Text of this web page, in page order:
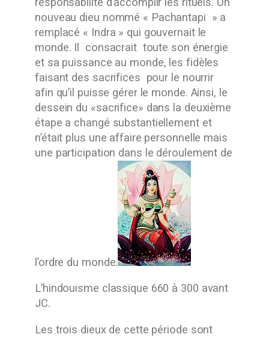
nouveau dieu nommé « Pachantapi » a
remplacé « Indra » qui gouvernait le
monde. Il consacrait toute son énergie
et sa puissance au monde, les fidèles
faisant des sacrifices pour le nourrir
afin qu’il puisse gérer le monde. Ainsi, le
dessein du «sacrifice» dans la deuxième
étape a changé substantiellement et
n’était plus une affaire personnelle mais
une participation dans le déroulement de
l’ordre du monde.
L’hindouisme classique 660 à 300 avant
JC.
Les trois dieux de cette période sont